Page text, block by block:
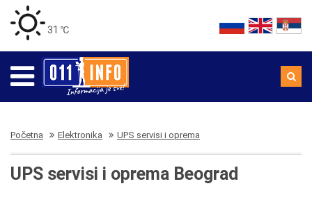
31 ℃
Početna Elektronika UPS servisi i oprema
UPS servisi i oprema Beograd